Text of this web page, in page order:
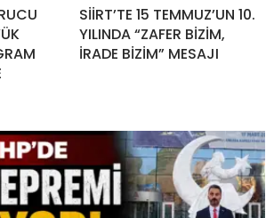
SİİRT’TE 15 TEMMUZ’UN 10.
YILINDA “ZAFER BİZİM,
İRADE BİZİM” MESAJI